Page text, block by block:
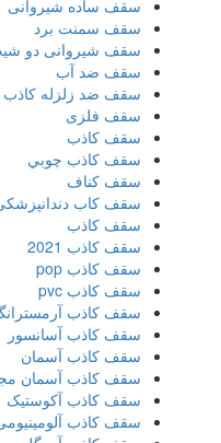
سقف ساده شیروانی
سقف سمنت برد
سقف شیروانی دو
سقف ضد آب
سقف ضد زلزله کاذب
سقف فلزی
سقف كاذب
سقف كاذب چوبي
سقف كناف
سقف کاب
سقف کاذب
سقف کاذب 2021
سقف کاذب pop
سقف کاذب pvc
سقف کاذب
سقف کاذب آسانسور
سقف کاذب آسمان
سقف کاذب آسمان
سقف کاذب آکوستیک
سقف کاذب